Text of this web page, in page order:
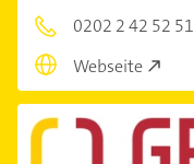
0202 2 42 52 51
Webseite